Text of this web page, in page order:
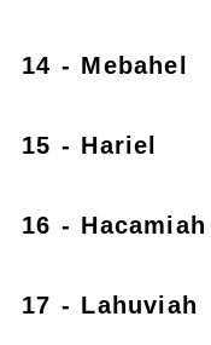
14 - Mebahel
15 - Hariel
16 - Hacamiah
17 - Lahuviah